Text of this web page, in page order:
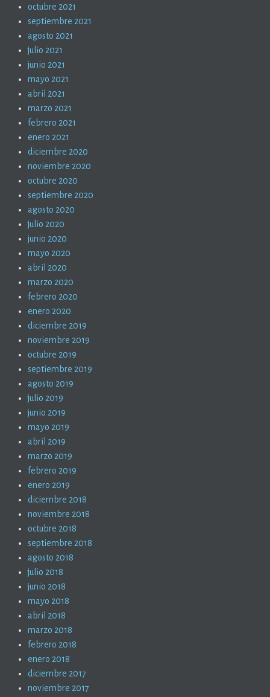
octubre 2021
septiembre 2021
agosto 2021
julio 2021
junio 2021
mayo 2021
abril 2021
marzo 2021
febrero 2021
enero 2021
diciembre 2020
noviembre 2020
octubre 2020
septiembre 2020
agosto 2020
julio 2020
junio 2020
mayo 2020
abril 2020
marzo 2020
febrero 2020
enero 2020
diciembre 2019
noviembre 2019
octubre 2019
septiembre 2019
agosto 2019
julio 2019
junio 2019
mayo 2019
abril 2019
marzo 2019
febrero 2019
enero 2019
diciembre 2018
noviembre 2018
octubre 2018
septiembre 2018
agosto 2018
julio 2018
junio 2018
mayo 2018
abril 2018
marzo 2018
febrero 2018
enero 2018
diciembre 2017
noviembre 2017